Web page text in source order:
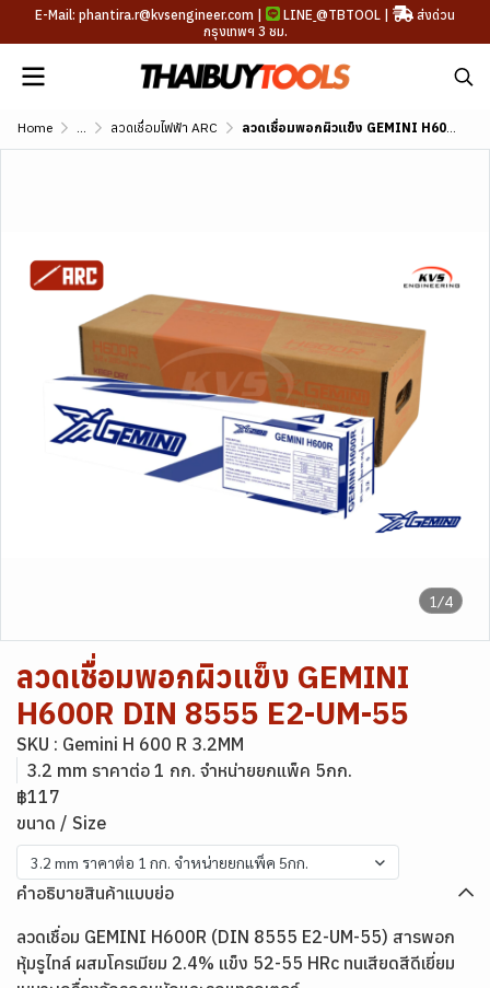
E-Mail: phantira.r@kvsengineer.com | LINE @TBTOOL |
ส่งด่วน
กรุงเทพฯ 3 ชม.
Home ... ลวดเชื่อมไฟฟ้า ARC ลวดเชื่อมพอกผิวแข็ง GEMINI H600R DIN 8555 E2-UM-55
1/4
ลวดเชื่อมพอกผิวแข็ง GEMINI
H600R DIN 8555 E2-UM-55
SKU : Gemini H 600 R 3.2MM
3.2 mm ราคาต่อ 1 กก. จำหน่ายยกแพ็ค 5กก.
฿117
ขนาด / Size
3.2 mm ราคาต่อ 1 กก. จำหน่ายยกแพ็ค 5กก.
คำอธิบายสินค้าแบบย่อ
ลวดเชื่อม GEMINI H600R (DIN 8555 E2-UM-55) สารพอก
หุ้มรูไทล์ ผสมโครเมียม 2.4% แข็ง 52-55 HRc ทนเสียดสีดีเยี่ยม